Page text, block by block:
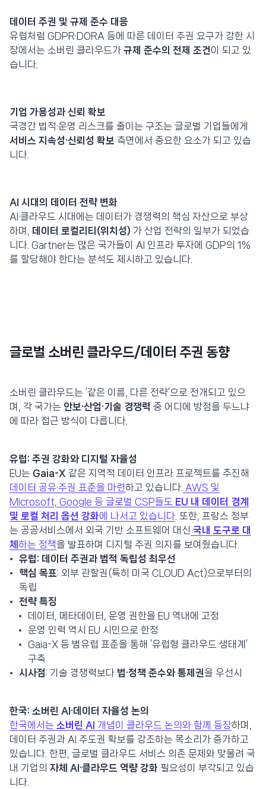
데이터 주권 및 규제 준수 대응
유럽처럼 GDPR·DORA 등에 따른 데이터 주권 요구가 강한 시
장에서는 소버린 클라우드가 규제 준수의 전제 조건이 되고 있
습니다.
기업 가용성과 신뢰 확보
국경간 법적·운영 리스크를 줄이는 구조는 글로벌 기업들에게
서비스 지속성·신뢰성 확보 측면에서 중요한 요소가 되고 있습
니다.
AI 시대의 데이터 전략 변화
AI·클라우드 시대에는 데이터가 경쟁력의 핵심 자산으로 부상
하며,
데이터 로컬리티(위치성) 가 산업 전략의 일부가 되었습
니다. Gartner는 많은 국가들이 AI 인프라 투자에 GDP의 1%
를 할당해야 한다는 분석도 제시하고 있습니다.
글로벌 소버린 클라우드/데이터 주권 동향
소버린 클라우드는 ‘같은 이름, 다른 전략’으로 전개되고 있으
며, 각 국가는 안보·산업·기술 경쟁력 중 어디에 방점을 두느냐
에 따라 접근 방식이 다릅니다.
유럽: 주권 강화와 디지털 자율성
EU는 Gaia-X 같은 지역적 데이터 인프라 프로젝트를 추진해
데이터 공유·주권 표준을 마련하고 있습니다. AWS 및
Microsoft, Google 등 글로벌 CSP들도 EU 내 데이터 경계
및 로컬 처리 옵션 강화에 나서고 있습니다 . 또한, 프랑스 정부
는 공공서비스에서 외국 기반 소프트웨어 대신 국내 도구로 대
체 하는 정책을 발표하며 디지털 주권 의지를 보여줬습니다.
유럽: 데이터 주권과 법적 독립성 최우선
핵심 목표: 외부 관할권(특히 미국 CLOUD Act)으로부터의
독립
전략 특징
데이터, 메타데이터, 운영 권한을 EU 역내에 고정
운영 인력 역시 EU 시민으로 한정
Gaia-X 등 범유럽 표준을 통해 ‘유럽형 클라우드 생태계’
구축
시사점: 기술 경쟁력보다 법·정책 준수와 통제권을 우선시
한국: 소버린 AI·데이터 자율성 논의
한국에서는 소버린 AI 개념이 클라우드 논의와 함께 등장하며,
데이터 주권과 AI 주도권 확보를 강조하는 목소리가 증가하고
있습니다. 한편, 글로벌 클라우드 서비스 의존 문제와 맞물려 국
내 기업의 자체 AI·클라우드 역량 강화 필요성이 부각되고 있습
니다.